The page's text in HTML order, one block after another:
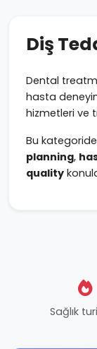
Diş
Dental
hasta
hizmetleri ve
Bu kategoride
planning,
quality
Sağlık